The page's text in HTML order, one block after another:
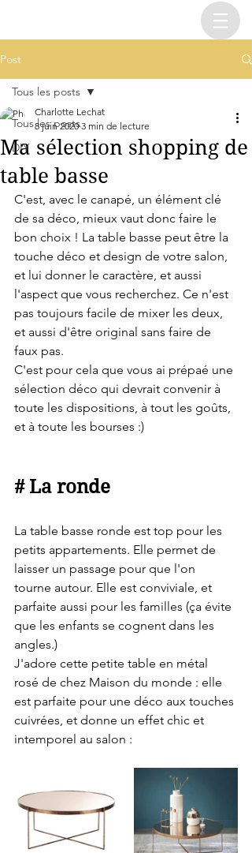
Post
Tous les posts
DIY
Tous les posts
Ma sélection shopping de
table basse
Charlotte Lechat
8 juin 2020 3 min de lecture
C'est, avec le canapé, un élément clé
de sa déco, mieux vaut donc faire le
bon choix ! La table basse peut être la
touche déco et design de votre salon,
et lui donner le caractère, et aussi
l'aspect que vous recherchez. Ce n'est
pas toujours facile de mixer les deux,
et aussi d'être original sans faire de
faux pas.
C'est pour cela que vous ai prépaé une
sélection déco qui devrait convenir à
toute les dispositions, à tout les goûts,
et à toute les bourses :)
# La ronde
La table basse ronde est top pour les
petits appartements. Elle permet de
laisser un passage pour que l'on
tourne autour. Elle est conviviale, et
parfaite aussi pour les familles (ça évite
que les enfants se cognent dans les
angles.)
J'adore cette petite table en métal
rosé de chez Maison du monde : elle
est parfaite pour une déco aux touches
cuivrées, et donne un effet chic et
intemporel au salon :